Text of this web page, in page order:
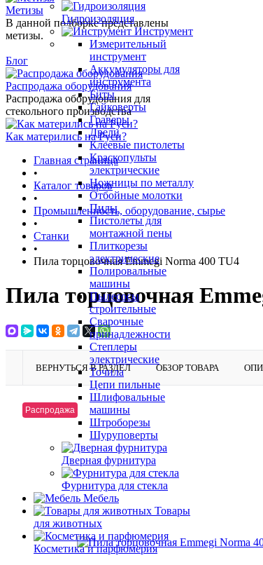
Гидроизоляция
Инструмент
Измерительный
инструмент
Аккумуляторы для
инструмента
Биты
Гайковерты
Граверы
Дрели
Клеевые пистолеты
Краскопульты
электрические
Ножницы по металлу
Отбойные молотки
Пилы
Пистолеты для
монтажной пены
Плиткорезы
электрические
Полировальные
машины
Пылесосы
строительные
Сварочные
принадлежности
Степлеры
электрические
Точила
Цепи пильные
Шлифовальные
машины
Штроборезы
Шуруповерты
Дверная фурнитура
Фурнитура для стекла
Мебель
Товары
для животных
Косметика и парфюмерия
Метизы
В данной подборке представлены
метизы.
Блог
Распродажа оборудования
Распродажа оборудования для
стекольного производства
Как матерились на Руси?
Главная страница
•
Каталог товаров
•
Промышленность, оборудование, сырье
•
Станки
•
Пила торцовочная Emmegi Norma 400 TU4
Пила торцовочная
ВЕРНУТЬСЯ В РАЗДЕЛ ОБЗОР ТОВАРА
Распродажа